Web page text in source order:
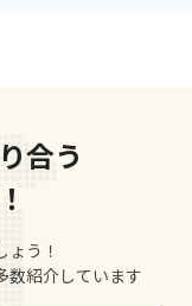
合う
う！
数紹介しています